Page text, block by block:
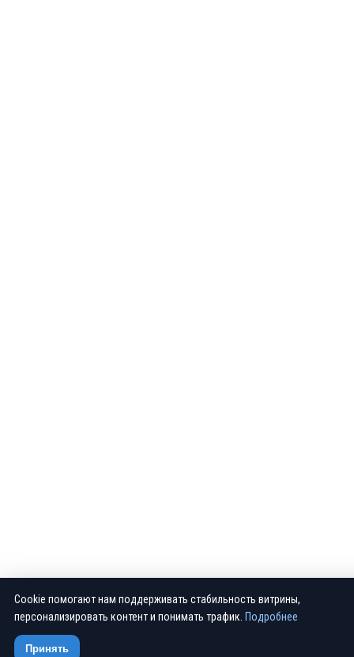
Cookie помогают нам поддерживать стабильность витрины,
персонализировать контент и понимать трафик. Подробнее
Принять